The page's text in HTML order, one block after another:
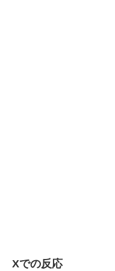
Xでの反応